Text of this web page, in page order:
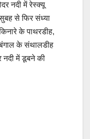
नदी में रेस्क्यू
से फिर संध्या
के पाथरडीह,
बंगाल के संथालडीह
नदी में डूबने की